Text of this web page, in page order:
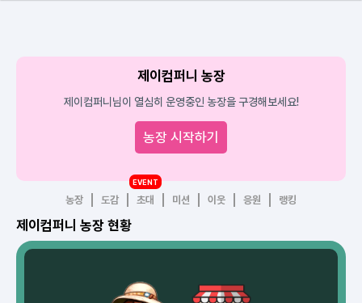
제이컴퍼니 농장
제이컴퍼니님이 열심히 운영중인 농장을 구경해보세요!
농장 시작하기
농장 도감 초대
EVENT
미션 이웃 응원 랭킹
제이컴퍼니 농장 현황